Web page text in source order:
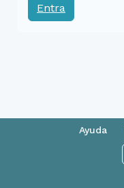
Entra
Ayuda